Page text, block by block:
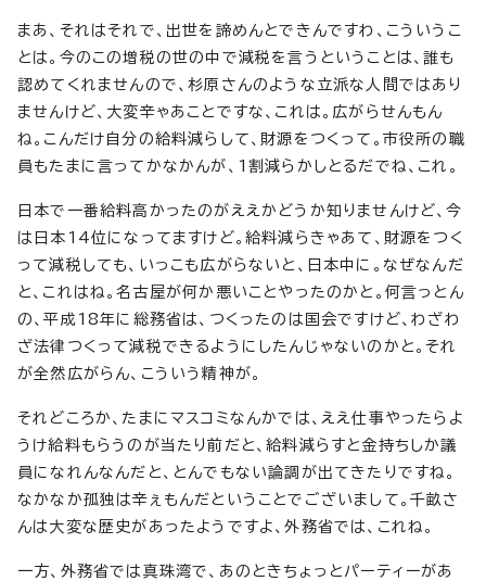
まあ、それはそれで、出世を諦めんとできんですわ、こういうこ
とは。今のこの増税の世の中で減税を言うということは、誰も
認めてくれませんので、杉原さんのような立派な人間ではあり
ませんけど、大変辛ゃあことですな、これは。広がらせんもん
ね。こんだけ自分の給料減らして、財源をつくって。市役所の職
員もたまに言ってかなかんが、1割減らかしとるだでね、これ。
日本で一番給料高かったのがええかどうか知りませんけど、今
は日本14位になってますけど。給料減らきゃあて、財源をつく
って減税しても、いっこも広がらないと、日本中に。なぜなんだ
と、これはね。名古屋が何か悪いことやったのかと。何言っとん
の、平成18年に総務省は、つくったのは国会ですけど、わざわ
ざ法律つくって減税できるようにしたんじゃないのかと。それ
が全然広がらん、こういう精神が。
それどころか、たまにマスコミなんかでは、ええ仕事やったらよ
うけ給料もらうのが当たり前だと、給料減らすと金持ちしか議
員になれんなんだと、とんでもない論調が出てきたりですね。
なかなか孤独は辛ぇもんだということでございまして。千畝さ
んは大変な歴史があったようですよ、外務省では、これね。
一方、外務省では真珠湾で、あのときちょっとパーティーがあ